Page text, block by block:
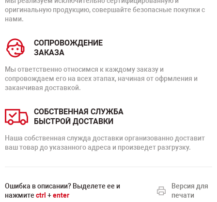
оригинальную продукцию, совершайте безопасные покупки с
нами.
СОПРОВОЖДЕНИЕ
ЗАКАЗА
Мы ответственно относимся к каждому заказу и
сопровождаем его на всех этапах, начиная от офрмления и
заканчивая доставкой.
СОБСТВЕННАЯ СЛУЖБА
БЫСТРОЙ ДОСТАВКИ
Наша собственная служда доставки организованно доставит
ваш товар до указанного адреса и произведет разгрузку.
Ошибка в описании? Выделете ее и
нажмите ctrl +enter
Версия для
печати